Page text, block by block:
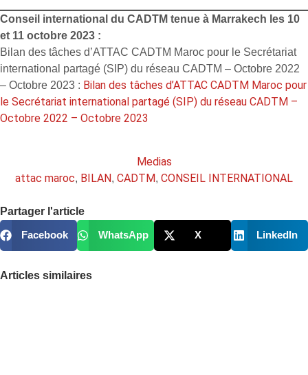
Conseil international du CADTM tenue à Marrakech les 10
et 11 octobre 2023 :
Bilan des tâches d’ATTAC CADTM Maroc pour le Secrétariat
international partagé (SIP) du réseau CADTM – Octobre 2022
– Octobre 2023 : Bilan des tâches d’ATTAC CADTM Maroc pour
le Secrétariat international partagé (SIP) du réseau CADTM –
Octobre 2022 – Octobre 2023
Medias
attac maroc, BILAN, CADTM, CONSEIL INTERNATIONAL
Partager l'article
Facebook WhatsApp X LinkedIn
Articles similaires